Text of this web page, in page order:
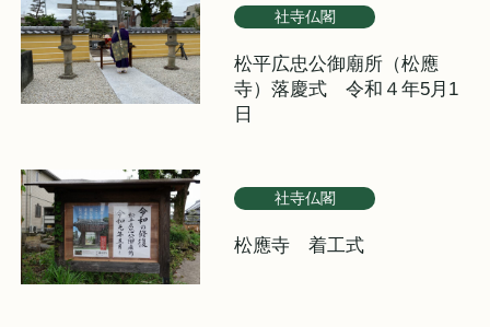
社寺仏閣
松平広忠公御廟所（松應
寺）落慶式 令和４年5月1
日
社寺仏閣
松應寺 着工式